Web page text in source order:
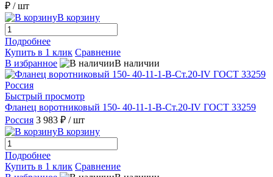
₽ / шт
В корзину
Подробнее
Купить в 1 клик Сравнение
В избранное
В наличии
Быстрый просмотр
Фланец воротниковый 150- 40-11-1-В-Ст.20-IV ГОСТ 33259
Россия 3 983 ₽ / шт
В корзину
Подробнее
Купить в 1 клик Сравнение